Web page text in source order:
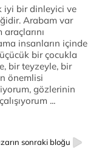
iyi bir dinleyici ve
Arabam var
insanların içinde
bir çocukla
bir teyzeyle, bir
önemlisi
gözlerinin
...
sonraki bloğu